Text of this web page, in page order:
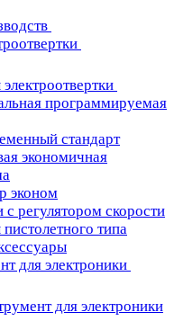
программируемая
стандарт
экономичная
эконом
регулятором скорости
типа
для электроники
для электроники